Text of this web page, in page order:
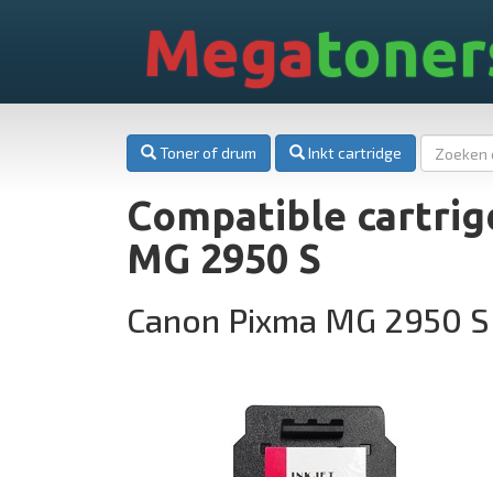
Mega
Toner of drum Inkt cartridge
Compatible
MG 2950 S
Canon Pixma MG 2950